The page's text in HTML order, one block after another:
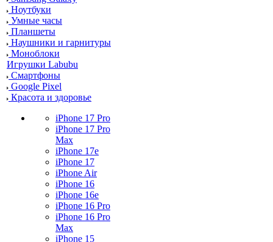
Ноутбуки
Умные часы
Планшеты
Наушники и гарнитуры
Моноблоки
Игрушки Labubu
Смартфоны
Google Pixel
Красота и здоровье
iPhone 17 Pro
iPhone 17 Pro
Max
iPhone 17e
iPhone 17
iPhone Air
iPhone 16
iPhone 16e
iPhone 16 Pro
iPhone 16 Pro
Max
iPhone 15